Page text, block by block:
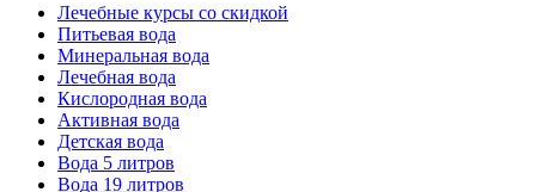
Лечебные курсы со скидкой
Питьевая вода
Минеральная вода
Лечебная вода
Кислородная вода
Активная вода
Детская вода
Вода 5 литров
Вода 19 литров